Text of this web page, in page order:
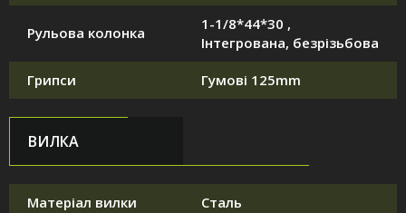
Рульова колонка
1-1/8*44*30 ,
Інтегрована, безрізьбова
Грипси Гумові 125mm
ВИЛКА
Матеріал вилки Сталь